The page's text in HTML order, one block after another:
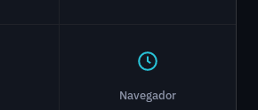
Navegador